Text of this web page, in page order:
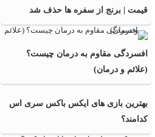
قیمت | برنج از سفره ها حذف شد
افسردگی مقاوم به درمان چیست؟
(علائم و درمان)
بهترین بازی های ایکس باکس سری اس
کدامند؟